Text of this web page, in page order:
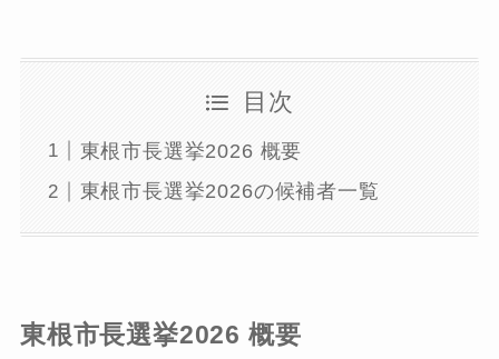
目次
東根市長選挙2026 概要
東根市長選挙2026の候補者一覧
東根市長選挙2026 概要